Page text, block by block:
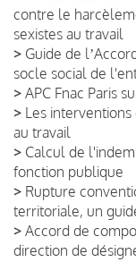
contre le
sexistes au travail
> Guide de
socle social de
> APC Fnac Paris
> Les
au travail
> Calcul de
fonction publique
> Rupture
territoriale, un
> Accord de
direction de